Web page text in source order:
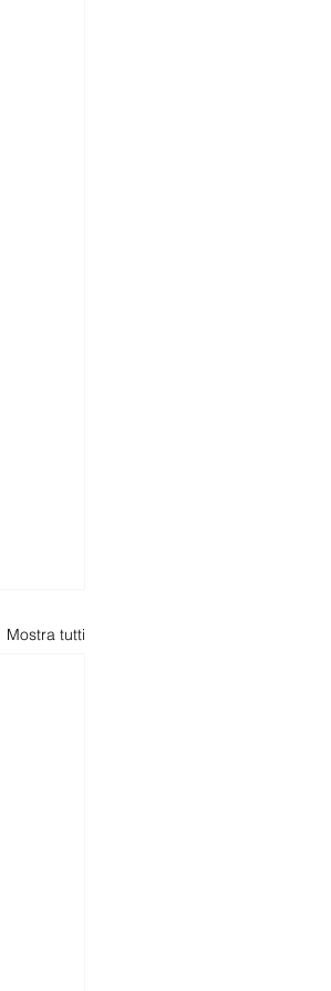
Mostra tutti